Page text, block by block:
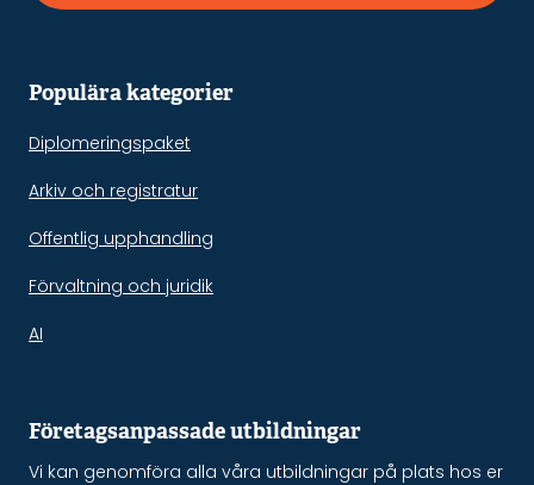
Populära kategorier
Diplomeringspaket
Arkiv och registratur
Offentlig upphandling
Förvaltning och juridik
AI
Företagsanpassade utbildningar
Vi kan genomföra alla våra utbildningar på plats hos er